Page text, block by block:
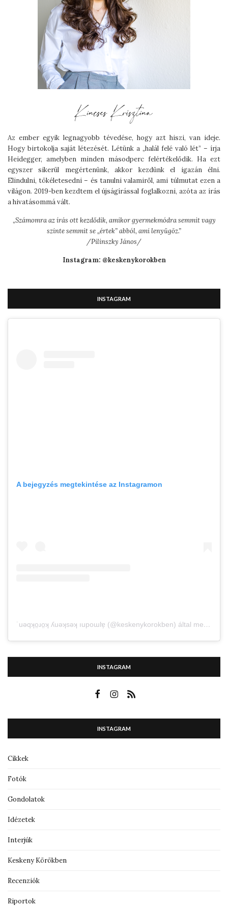
Az ember egyik legnagyobb tévedése, hogy azt hiszi, van ideje.
Hogy birtokolja saját létezését. Létünk a „halál felé való lét” – írja
Heidegger, amelyben minden másodperc felértékelődik. Ha ezt
egyszer sikerül megértenünk, akkor kezdünk el igazán élni.
Elindulni, tökéletesedni – és tanulni valamiről, ami túlmutat ezen a
világon. 2019-ben kezdtem el újságírással foglalkozni, azóta az írás
a hivatásommá vált.
„Számomra az írás ott kezdődik, amikor gyermekmódra semmit vagy
szinte semmit se „értek” abból, ami lenyűgöz.”
/Pilinszky János/
Instagram: @keskenykorokben
INSTAGRAM
A bejegyzés megtekintése az Instagramon
˙uǝqʞo̤ɹo̤ʞ ʎuǝʞsǝʞ ıupoɯlɐ̗ (@keskenykorokben) által megosztott bejegyzés
INSTAGRAM
INSTAGRAM
Cikkek
Fotók
Gondolatok
Idézetek
Interjúk
Keskeny Körökben
Recenziók
Riportok